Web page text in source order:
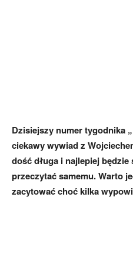
Dzisiejszy numer tygodnika
ciekawy wywiad z
dość długa i najlepiej
przeczytać samemu. Warto
zacytować choć kilka